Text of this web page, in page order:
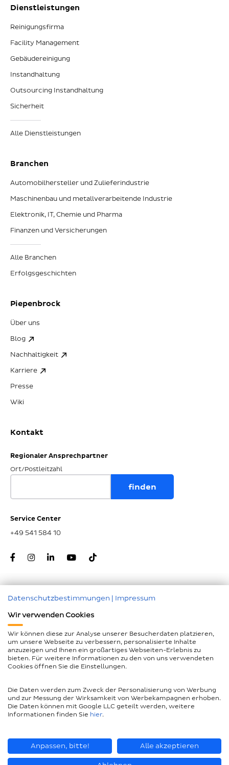
Dienstleistungen
Reinigungsfirma
Facility Management
Gebäudereinigung
Instandhaltung
Outsourcing Instandhaltung
Sicherheit
Alle Dienstleistungen
Branchen
Automobilhersteller und Zulieferindustrie
Maschinenbau und metallverarbeitende Industrie
Elektronik, IT, Chemie und Pharma
Finanzen und Versicherungen
Alle Branchen
Erfolgsgeschichten
Piepenbrock
Über uns
Blog
Nachhaltigkeit
Karriere
Presse
Wiki
Kontakt
Regionaler Ansprechpartner
Ort/Postleitzahl
Service Center
+49 541 584 10
Nachunternehmer
Impressum
Geschlechtergerechte Sprache
Barrierefreiheitserklärung
Compliance
Seitenübersicht
Datenschutzbestimmungen | Impressum
Wir verwenden Cookies
Wir können diese zur Analyse unserer Besucherdaten platzieren,
um unsere Webseite zu verbessern, personalisierte Inhalte
anzuzeigen und Ihnen ein großartiges Webseiten-Erlebnis zu
bieten. Für weitere Informationen zu den von uns verwendeten
Cookies öffnen Sie die Einstellungen.
Die Daten werden zum Zweck der Personalisierung von Werbung
und zur Messung der Wirksamkeit von Werbekampagnen erhoben.
Die Daten können mit Google LLC geteilt werden, weitere
Informationen finden Sie hier.
Anpassen, bitte! Alle akzeptieren